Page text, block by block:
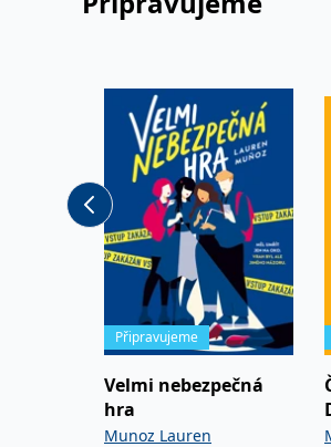
Připravujeme
Velmi nebezpečná
hra
Munoz Lauren